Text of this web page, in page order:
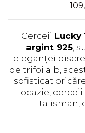
Cerceii Lucky
argint 925,
eleganței
de trifoi alb,
sofisticat
ocazie,
talisman,